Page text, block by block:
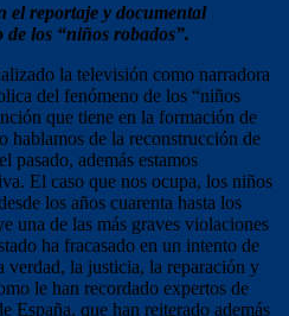
el reportaje y documental
de los “niños robados”.
la televisión como narradora
del fenómeno de los “niños
que tiene en la formación de
hablamos de la reconstrucción de
pasado, además estamos
El caso que nos ocupa, los niños
los años cuarenta hasta los
una de las más graves violaciones
ha fracasado en un intento de
verdad, la justicia, la reparación y
le han recordado expertos de
España, que han reiterado además